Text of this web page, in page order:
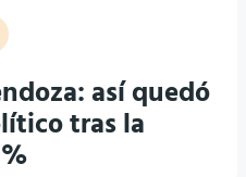
así quedó
tras la